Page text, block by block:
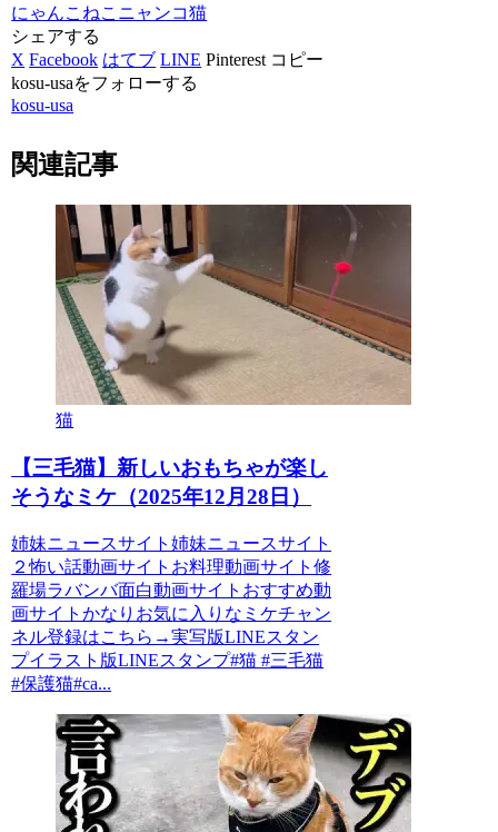
にゃんこ ねこ ニャンコ猫
シェアする
X Facebook はてブ LINE Pinterest コピー
kosu-usaをフォローする
kosu-usa
関連記事
猫
【三毛猫】新しいおもちゃが楽し
そうなミケ（2025年12月28日）
姉妹ニュースサイト姉妹ニュースサイト
２怖い話動画サイトお料理動画サイト修
羅場ラバンバ面白動画サイトおすすめ動
画サイトかなりお気に入りなミケチャン
ネル登録はこちら→実写版LINEスタン
プイラスト版LINEスタンプ#猫 #三毛猫
#保護猫#ca...